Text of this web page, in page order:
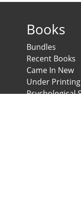
Books
Bundles
Recent Books
Came In New
Under Printing
Psychological